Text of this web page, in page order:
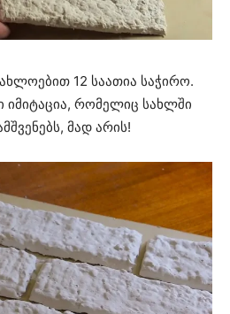
12 საათია საჭირო.
იმიტაცია, რომელიც სახლში
მად არის!